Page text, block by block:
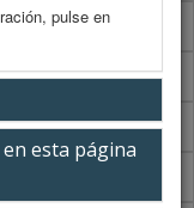
pulse en
esta página